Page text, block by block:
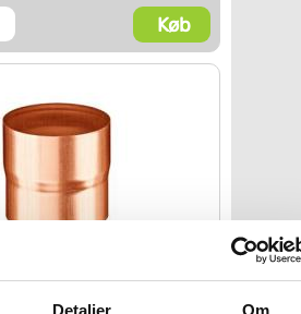
Detaljer Om
Køb
87mm